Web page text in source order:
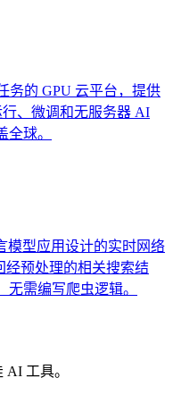
务的 GPU 云平台，提供
、微调和无服务器 AI
球。
模型应用设计的实时网络
经预处理的相关搜索结
需编写爬虫逻辑。
工具。